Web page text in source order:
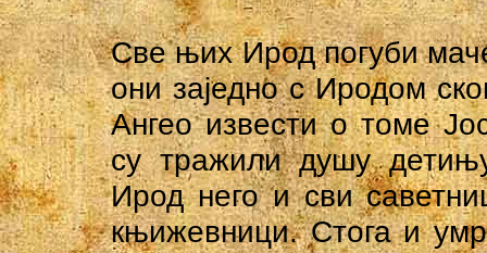
Све њих Ирод погуби
они заједно с Иродом
Ангео извести о томе
су тражили душу
Ирод него и сви
књижевници. Стога и